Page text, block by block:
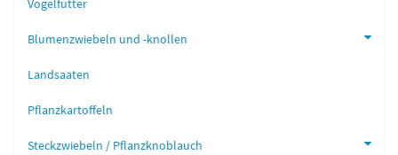
Vogelfutter
Blumenzwiebeln und -knollen
Landsaaten
Pflanzkartoffeln
Steckzwiebeln / Pflanzknoblauch